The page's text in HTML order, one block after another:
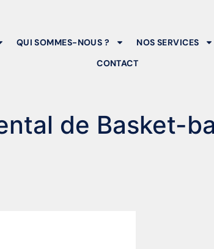
QUI SOMMES-NOUS ? NOS SERVICES
CONTACT
de Basket-